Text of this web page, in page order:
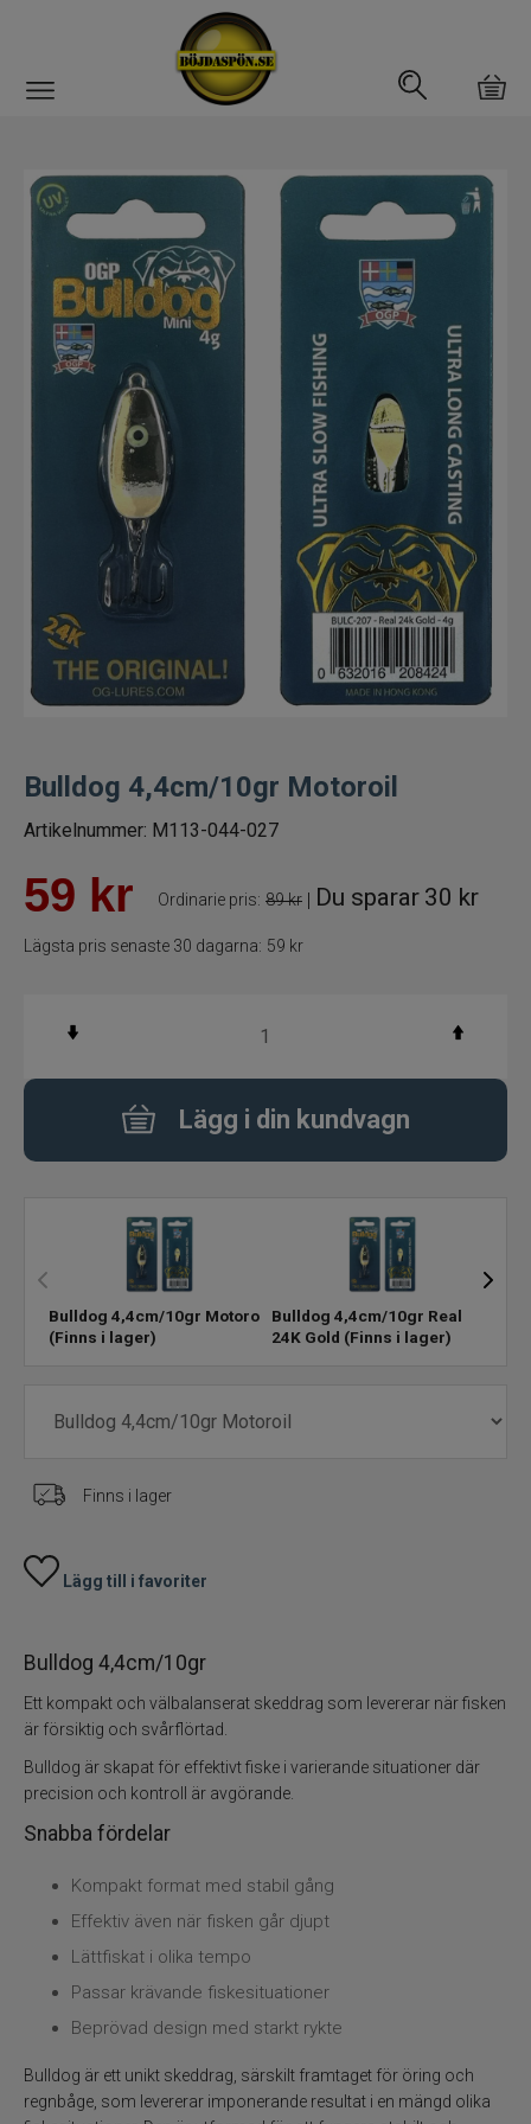
Abborrfemman
Interfiske
Rullar
Fiskelinor
Småplock
Tillbehör
Vinterfiske
Varumärken
Bulldog 4,4cm/10gr Motoroil
Artikelnummer: M113-044-027
59 kr Ordinarie pris: 89 kr | Du sparar 30 kr
Lägsta pris senaste 30 dagarna: 59 kr
Lägg i din kundvagn
Bulldog 4,4cm/10gr Motoroil
(Finns i lager)
Bulldog 4,4cm/10gr Real
24K Gold (Finns i lager)
Finns i lager
Lägg till i favoriter
Bulldog 4,4cm/10gr
Ett kompakt och välbalanserat skeddrag som levererar när fisken
är försiktig och svårflörtad.
Bulldog är skapat för effektivt fiske i varierande situationer där
precision och kontroll är avgörande.
Snabba fördelar
Kompakt format med stabil gång
Effektiv även när fisken går djupt
Lättfiskat i olika tempo
Passar krävande fiskesituationer
Beprövad design med starkt rykte
Bulldog är ett unikt skeddrag, särskilt framtaget för öring och
regnbåge, som levererar imponerande resultat i en mängd olika